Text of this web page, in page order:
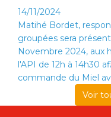
14/11/2024
Matihé Bordet,
groupées sera
Novembre 2024, aux
l'API de 12h à 14h30
commande du Miel
Voir